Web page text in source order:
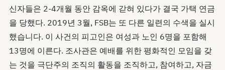
신자들은 2-4개월 동안 감옥에 갇혀 있다가 결국 가택 연금
을 당했다. 2019년 3월, FSB는 또 다른 일련의 수색을 실시
했습니다. 이 사건의 피고인은 여성과 노인 6명을 포함해
13명에 이른다. 조사관은 예배를 위한 평화적인 모임을 갖
는 것을 극단주의 조직의 활동을 조직하고, 참여하고, 자금